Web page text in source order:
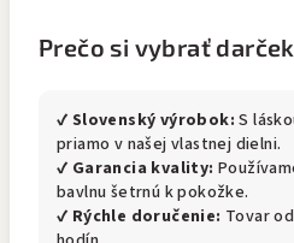
Prečo si vybrať
✔ Slovenský výrobok: S
priamo v našej vlastnej dielni.
✔ Garancia kvality:
bavlnu šetrnú k pokožke.
✔ Rýchle doručenie: Tovar